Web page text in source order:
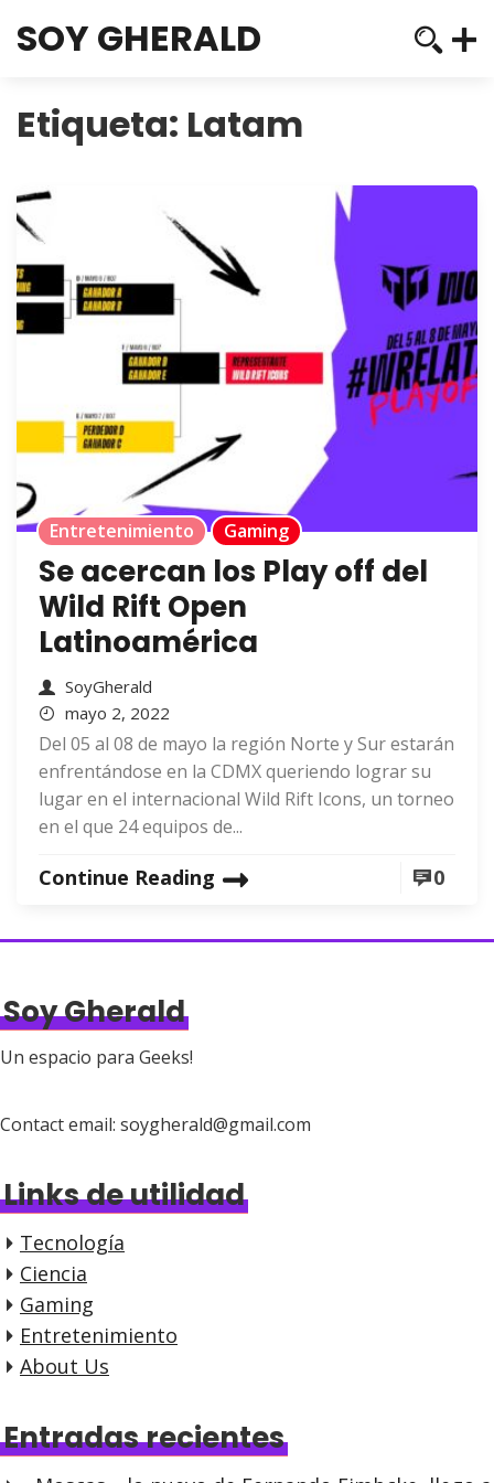
SOY GHERALD
Etiqueta: Latam
Entretenimiento Gaming
Se acercan los Play off del
Wild Rift Open
Latinoamérica
SoyGherald
mayo 2, 2022
Del 05 al 08 de mayo la región Norte y Sur estarán
enfrentándose en la CDMX queriendo lograr su
lugar en el internacional Wild Rift Icons, un torneo
en el que 24 equipos de...
Continue Reading 0
Soy Gherald
Un espacio para Geeks!
Contact email: soygherald@gmail.com
Links de utilidad
Tecnología
Ciencia
Gaming
Entretenimiento
About Us
Entradas recientes